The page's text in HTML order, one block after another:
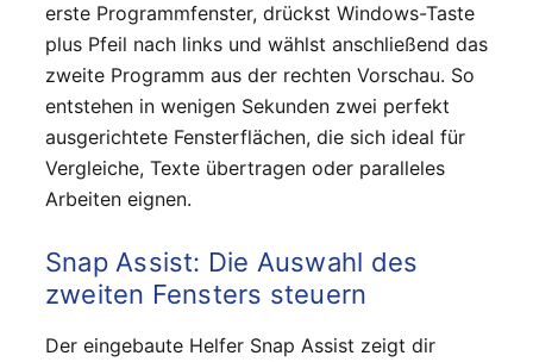
erste Programmfenster, drückst Windows-Taste
plus Pfeil nach links und wählst anschließend das
zweite Programm aus der rechten Vorschau. So
entstehen in wenigen Sekunden zwei perfekt
ausgerichtete Fensterflächen, die sich ideal für
Vergleiche, Texte übertragen oder paralleles
Arbeiten eignen.
Snap Assist: Die Auswahl des
zweiten Fensters steuern
Der eingebaute Helfer Snap Assist zeigt dir